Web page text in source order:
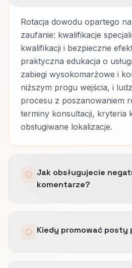
Rotacja dowodu opartego
zaufanie: kwalifikacje
kwalifikacji i bezpieczne
praktyczna edukacja o
zabiegi wysokomarżowe i
niższym progu wejścia, i
procesu z poszanowaniem
terminy konsultacji, kryteria
obsługiwane lokalizacje.
Jak obsługujecie
komentarze?
prawne, żeby odpowiedzi
Kiedy promować posty